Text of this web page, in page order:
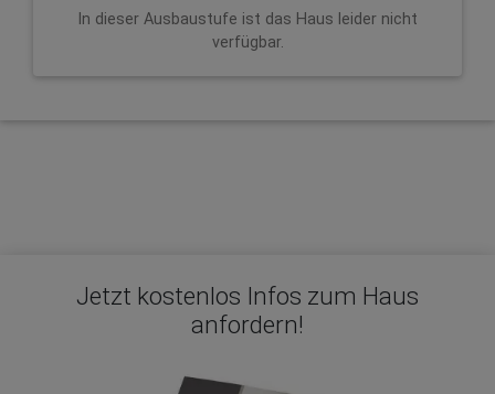
In dieser Ausbaustufe ist das Haus leider nicht
verfügbar.
Jetzt kostenlos Infos zum Haus
anfordern!